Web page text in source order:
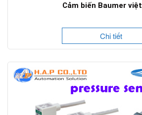
Cảm biến Baumer
Chi tiết